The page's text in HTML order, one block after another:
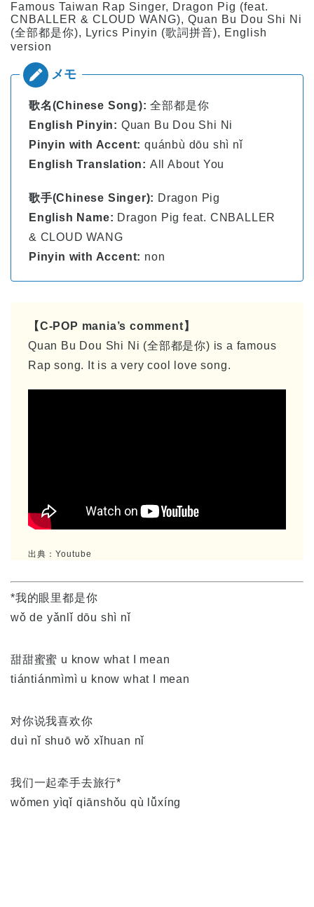
Famous Taiwan Rap Singer, Dragon Pig (feat.
CNBALLER & CLOUD WANG), Quan Bu Dou Shi Ni
(全部都是你), Lyrics Pinyin (歌詞拼音), English
version
歌名(Chinese Song):全部都是你
English Pinyin: Quan Bu Dou Shi Ni
Pinyin with Accent: quánbù dōu shì nǐ
English Translation: All About You
歌手(Chinese Singer): Dragon Pig
English Name: Dragon Pig feat. CNBALLER
& CLOUD WANG
Pinyin with Accent: non
【C-POP mania’s comment】
Quan Bu Dou Shi Ni (全部都是你) is a famous
Rap song. It is a very cool love song.
出典：Youtube
*我的眼里都是你
wǒ de yǎnlǐ dōu shì nǐ
甜甜蜜蜜 u know what I mean
tiántiánmìmì u know what I mean
对你说我喜欢你
duì nǐ shuō wǒ xǐhuan nǐ
我们一起牵手去旅行*
wǒmen yìqǐ qiānshǒu qù lǚxíng